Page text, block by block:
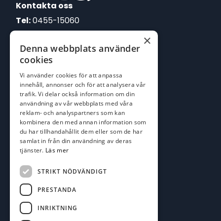
Kontakta oss
Tel:0455-15060
E-post:
johan@batofiske.se
kim@batofiske.se
Adress
Karlskrona Båt & Fiske AB
Lallerstedts gata 4
371 54 Karlskrona
Följ oss
Facebook
×
Denna webbplats använder
cookies
Vi använder cookies för att anpassa
innehåll, annonser och för att analysera vår
trafik. Vi delar också information om din
användning av vår webbplats med våra
reklam- och analyspartners som kan
kombinera den med annan information som
du har tillhandahållit dem eller som de har
samlat in från din användning av deras
tjänster. Läs mer
STRIKT NÖDVÄNDIGT
PRESTANDA
INRIKTNING